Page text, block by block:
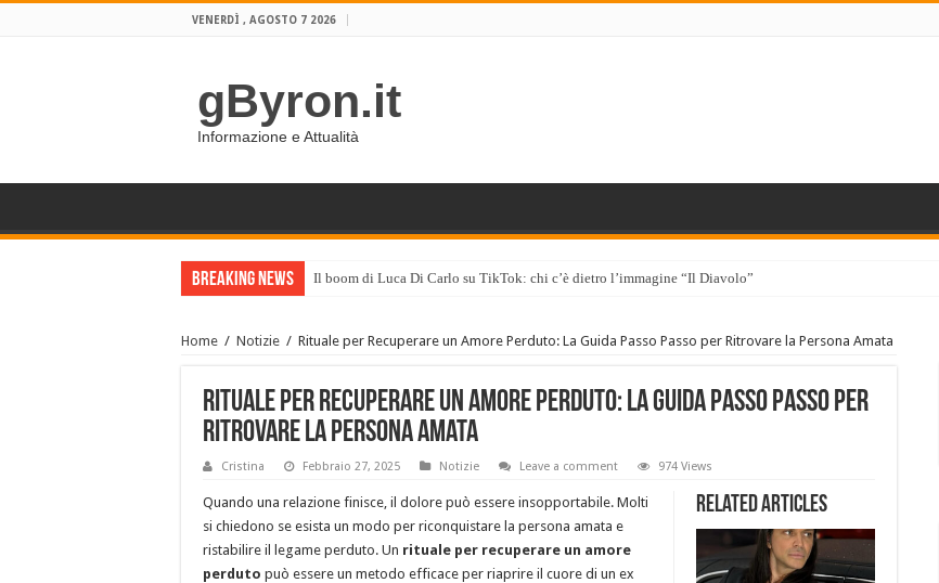
VENERDÌ , AGOSTO 7 2026
gByron.it
Informazione e Attualità
Breaking News Il boom di Luca Di Carlo su TikTok: chi c’è dietro l’immagine “Il Diavolo”
Home / Notizie / Rituale per Recuperare un Amore Perduto: La Guida Passo Passo per Ritrovare la Persona Amata
Rituale per Recuperare un Amore Perduto: La Guida Passo Passo per
Ritrovare la Persona Amata
Cristina Febbraio 27, 2025 Notizie Leave a comment 974 Views
Related Articles
Quando una relazione finisce, il dolore può essere insopportabile. Molti
si chiedono se esista un modo per riconquistare la persona amata e
ristabilire il legame perduto. Un rituale per recuperare un amore
perduto può essere un metodo efficace per riaprire il cuore di un ex